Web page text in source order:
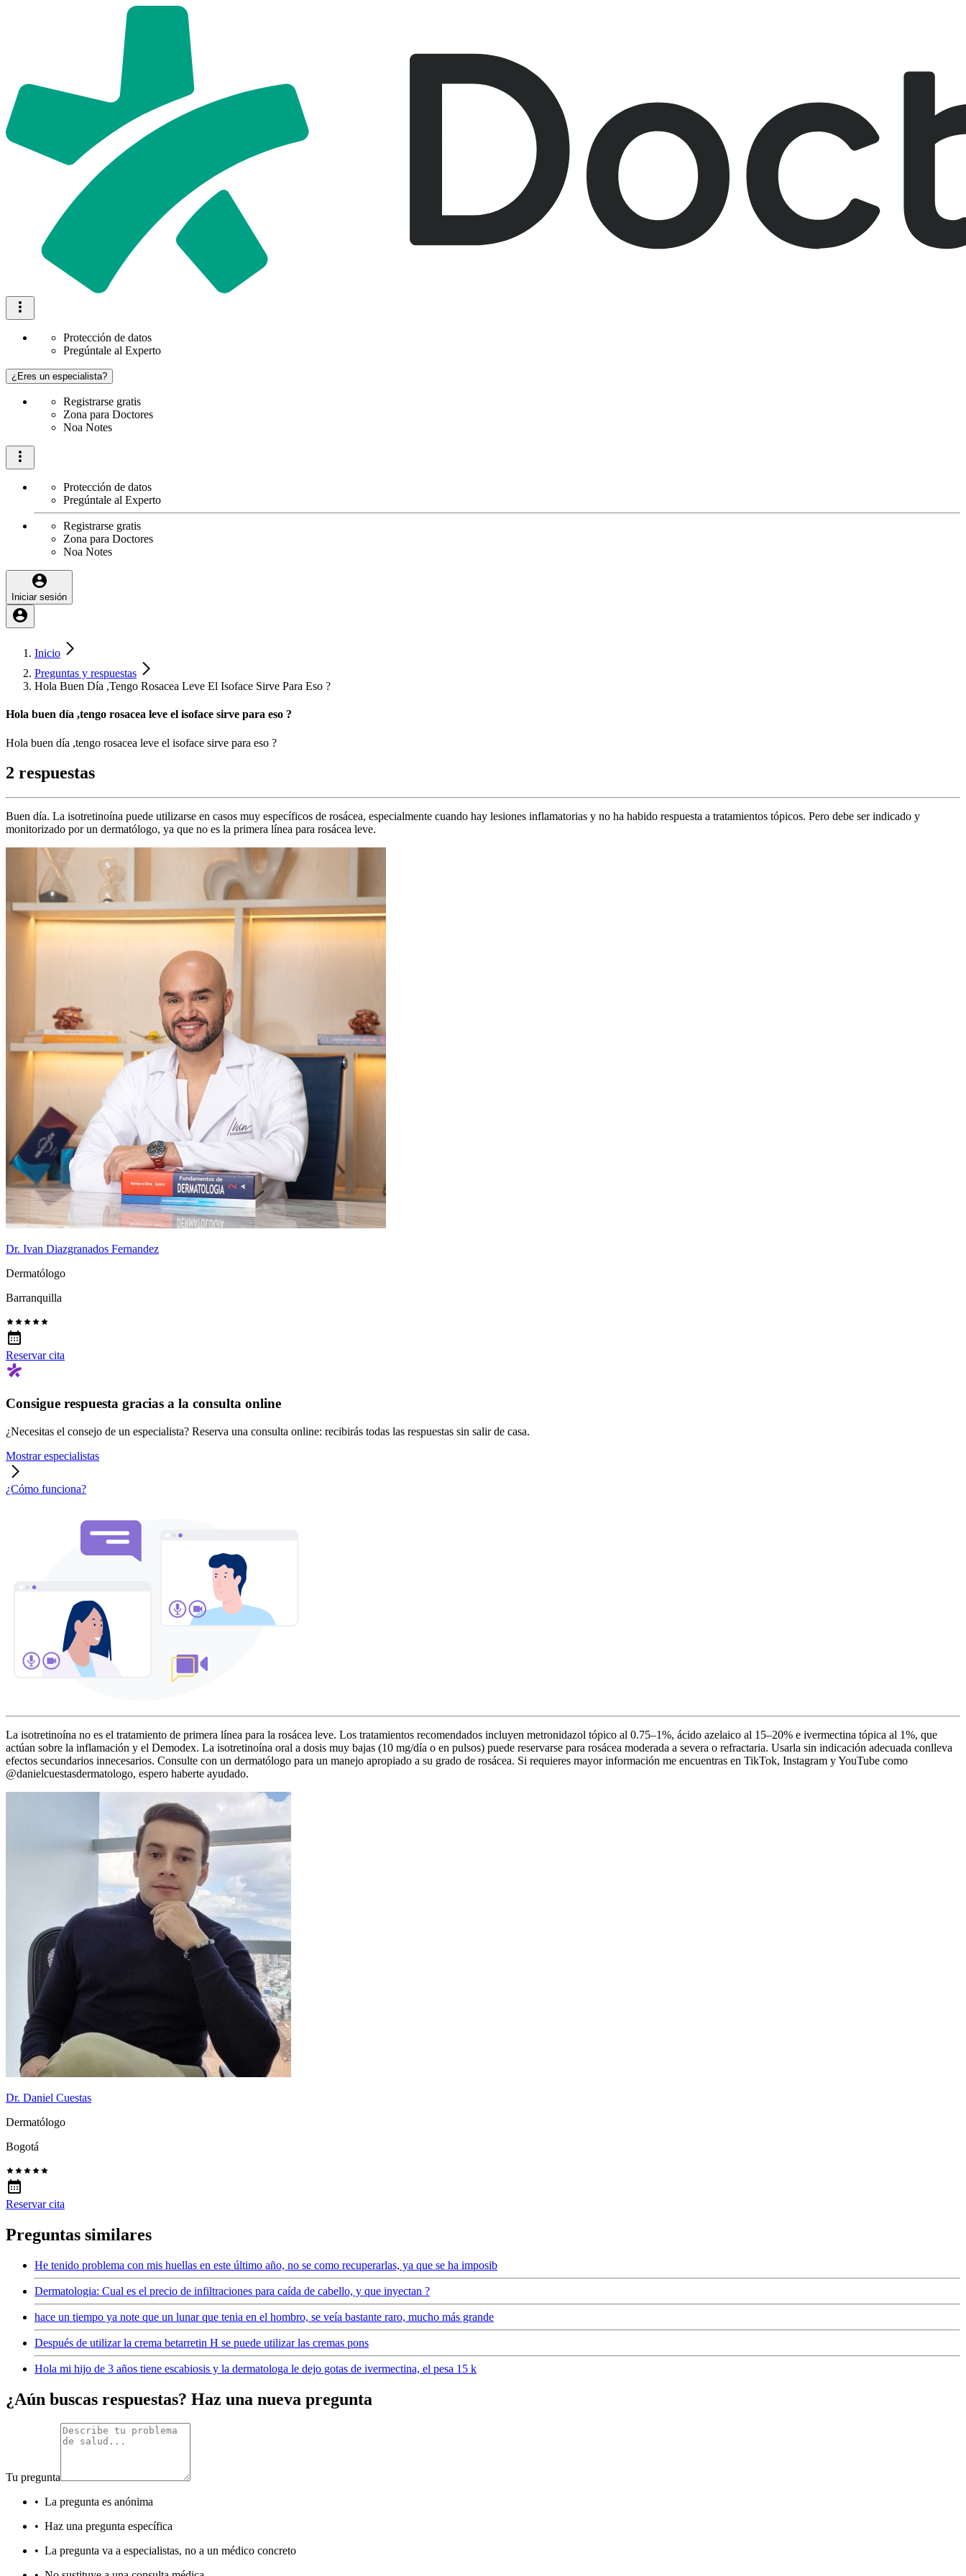
Protección de datos
Pregúntale al Experto
¿Eres un especialista?
Registrarse gratis
Zona para Doctores
Noa Notes
Protección de datos
Pregúntale al Experto
Registrarse gratis
Zona para Doctores
Noa Notes
Iniciar sesión
Inicio
Preguntas y respuestas
Hola Buen Día ,Tengo Rosacea Leve El Isoface Sirve Para Eso ?
Hola buen día ,tengo rosacea leve el isoface sirve para eso ?
Hola buen día ,tengo rosacea leve el isoface sirve para eso ?
2 respuestas
Buen día. La isotretinoína puede utilizarse en casos muy específicos de rosácea, especialmente cuando hay lesiones inflamatorias y no ha habido respuesta a tratamientos tópicos. Pero debe ser indicado y
monitorizado por un dermatólogo, ya que no es la primera línea para rosácea leve.
Dr. Ivan Diazgranados Fernandez
Dermatólogo
Barranquilla
Reservar cita
Consigue respuesta gracias a la consulta online
¿Necesitas el consejo de un especialista? Reserva una consulta online: recibirás todas las respuestas sin salir de casa.
Mostrar especialistas
¿Cómo funciona?
La isotretinoína no es el tratamiento de primera línea para la rosácea leve. Los tratamientos recomendados incluyen metronidazol tópico al 0.75–1%, ácido azelaico al 15–20% e ivermectina tópica al 1%, que
actúan sobre la inflamación y el Demodex. La isotretinoína oral a dosis muy bajas (10 mg/día o en pulsos) puede reservarse para rosácea moderada a severa o refractaria. Usarla sin indicación adecuada conlleva
efectos secundarios innecesarios. Consulte con un dermatólogo para un manejo apropiado a su grado de rosácea. Si requieres mayor información me encuentras en TikTok, Instagram y YouTube como
@danielcuestasdermatologo, espero haberte ayudado.
Dr. Daniel Cuestas
Dermatólogo
Bogotá
Reservar cita
Preguntas similares
He tenido problema con mis huellas en este último año, no se como recuperarlas, ya que se ha imposib
Dermatologia: Cual es el precio de infiltraciones para caída de cabello, y que inyectan ?
hace un tiempo ya note que un lunar que tenia en el hombro, se veía bastante raro, mucho más grande
Después de utilizar la crema betarretin H se puede utilizar las cremas pons
Hola mi hijo de 3 años tiene escabiosis y la dermatologa le dejo gotas de ivermectina, el pesa 15 k
¿Aún buscas respuestas? Haz una nueva pregunta
Tu pregunta
• La pregunta es anónima
• Haz una pregunta específica
• La pregunta va a especialistas, no a un médico concreto